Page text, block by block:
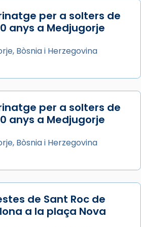
de juliol, ha tingut lloc la
gràcies en agraïment al
de la visita apostòlica
XIV a Barcelona, i als
la Catedral de Barcelona.
Barcelona, el cardenal Joan
presidit la missa i l’ha
auxiliar de Barcelona,
de Barcelona
per a solters de
anys a Medjugorje
Bòsnia i Herzegovina
per a solters de
anys a Medjugorje
Bòsnia i Herzegovina
de Sant Roc de
a la plaça Nova